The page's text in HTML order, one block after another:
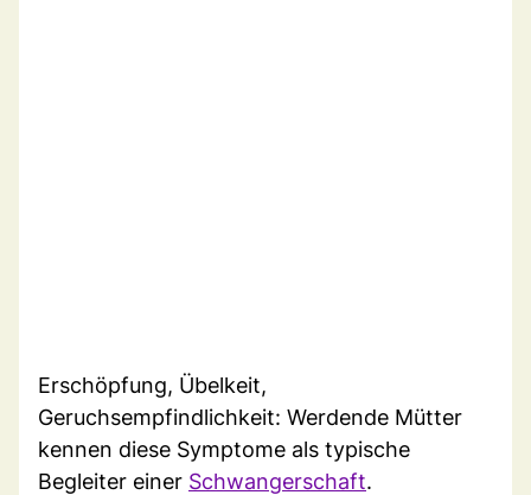
Erschöpfung, Übelkeit,
Geruchsempfindlichkeit: Werdende Mütter
kennen diese Symptome als typische
Begleiter einer Schwangerschaft.